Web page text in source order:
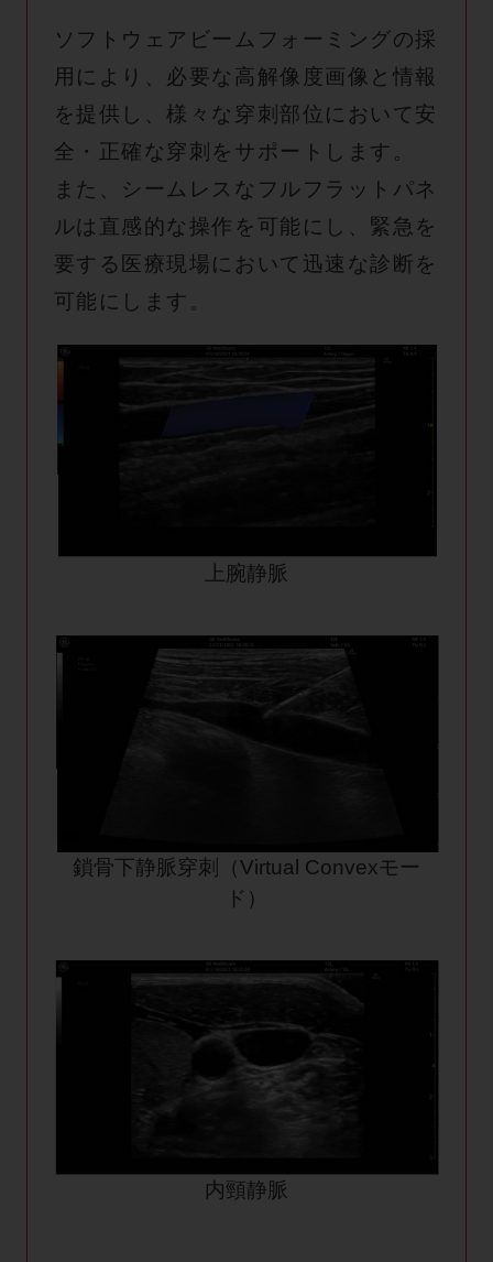
ソフトウェアビームフォーミングの採
用により、必要な高解像度画像と情報
を提供し、様々な穿刺部位において安
全・正確な穿刺をサポートします。
また、シームレスなフルフラットパネ
ルは直感的な操作を可能にし、緊急を
要する医療現場において迅速な診断を
可能にします。
上腕静脈
鎖骨下静脈穿刺（Virtual Convexモー
ド）
内頸静脈